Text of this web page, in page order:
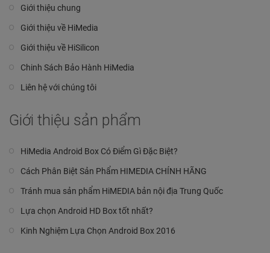
Giới thiệu chung
Giới thiệu về HiMedia
Giới thiệu về HiSilicon
Chinh Sách Bảo Hành HiMedia
Liên hệ với chúng tôi
Giới thiệu sản phẩm
HiMedia Android Box Có Điểm Gì Đặc Biệt?
Cách Phân Biệt Sản Phẩm HIMEDIA CHÍNH HÃNG
Tránh mua sản phẩm HiMEDIA bản nội địa Trung Quốc
Lựa chọn Android HD Box tốt nhất?
Kinh Nghiệm Lựa Chọn Android Box 2016